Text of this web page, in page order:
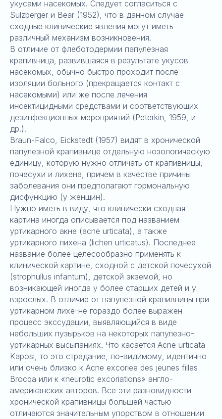
укусами насекомых. Следует согласиться с
Sulzberger и Bear (1952), что в данном случае
сходные клинические явления могут иметь
различный механизм возникновения.
В отличие от флеботодермии папулезная
крапивница, развившаяся в результате укусов
насекомых, обычно быстро проходит после
изоляции больного (прекращается контакт с
насекомыми) или же после лечения
инсектицидными средствами и соответствующих
дезинфекционных мероприятий (Peterkin, 1959, и
др.).
Braun-Falco, Eickstedt (1957) видят в хронической
папулезной крапивнице отдельную нозологическую
единицу, которую нужно отличать от крапивницы,
почесухи и лихена, причем в качестве причины
заболевания они предполагают гормональную
дисфункцию (у женщин).
Нужно иметь в виду, что клинически сходная
картина иногда описывается под названием
уртикарного акне (acne urticata), а также
уртикарного лихена (lichen urticatus). Последнее
название более целесообразно применять к
клинической картине, сходной с детской почесухой
(strophullus infantum), детской экземой, но
возникающей иногда у более старших детей и у
взрослых. В отличие от папулезной крапивницы при
уртикарном лихе-не гораздо более выражен
процесс экссудации, выявляющийся в виде
небольших пузырьков на некоторых папулезно-
уртикарных высыпаниях. Что касается Acne urticata
Kaposi, то это страдание, по-видимому, идентично
или очень близко к Acne excoriee des jeunes filles
Brocqa или к «neurotic excoriations» англо-
американских авторов. Все эти разновидности
хронической крапивницы большей частью
отличаются значительным упорством в отношении